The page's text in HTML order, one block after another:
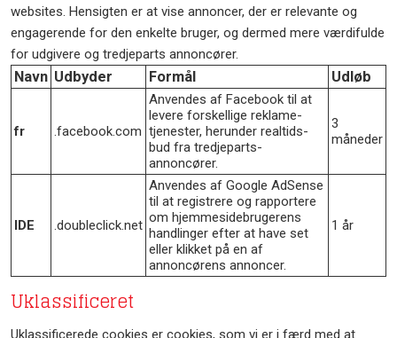
websites. Hensigten er at vise annoncer, der er relevante og
engagerende for den enkelte bruger, og dermed mere værdifulde
for udgivere og tredjeparts annoncører.
Navn Udbyder Formål Udløb
fr .facebook.com
Anvendes af Facebook til at
levere forskellige reklame-
tjenester, herunder realtids-
bud fra tredjeparts-
annoncører.
3
måneder
IDE .doubleclick.net
Anvendes af Google AdSense
til at registrere og rapportere
om hjemmesidebrugerens
handlinger efter at have set
eller klikket på en af
annoncørens annoncer.
1 år
Uklassificeret
Uklassificerede cookies er cookies, som vi er i færd med at